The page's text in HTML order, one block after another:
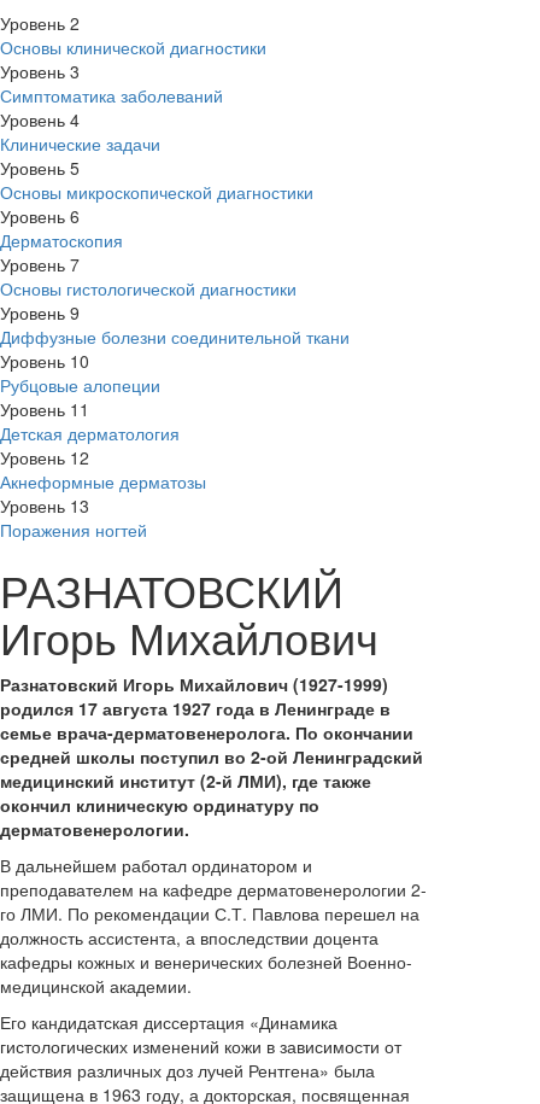
Уровень 2
Основы клинической диагностики
Уровень 3
Симптоматика заболеваний
Уровень 4
Клинические задачи
Уровень 5
Основы микроскопической диагностики
Уровень 6
Дерматоскопия
Уровень 7
Основы гистологической диагностики
Уровень 9
Диффузные болезни соединительной ткани
Уровень 10
Рубцовые алопеции
Уровень 11
Детская дерматология
Уровень 12
Акнеформные дерматозы
Уровень 13
Поражения ногтей
РАЗНАТОВСКИЙ
Игорь Михайлович
Разнатовский Игорь Михайлович (1927-1999)
родился 17 августа 1927 года в Ленинграде в
семье врача-дерматовенеролога. По окончании
средней школы поступил во 2-ой Ленинградский
медицинский институт (2-й ЛМИ), где также
окончил клиническую ординатуру по
дерматовенерологии.
В дальнейшем работал ординатором и
преподавателем на кафедре дерматовенерологии 2-
го ЛМИ. По рекомендации С.Т. Павлова перешел на
должность ассистента, а впоследствии доцента
кафедры кожных и венерических болезней Военно-
медицинской академии.
Его кандидатская диссертация «Динамика
гистологических изменений кожи в зависимости от
действия различных доз лучей Рентгена» была
защищена в 1963 году, а докторская, посвященная